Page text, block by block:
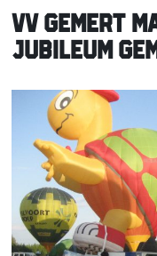
VV GEMERT
JUBILEUM